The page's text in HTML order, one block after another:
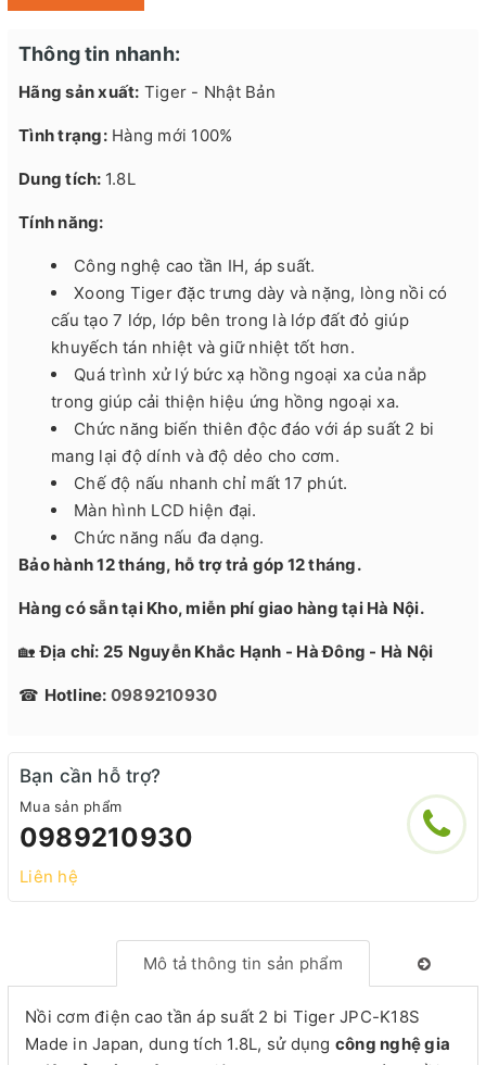
Thông tin nhanh:
Hãng sản xuất: Tiger - Nhật Bản
Tình trạng:Hàng mới 100%
Dung tích: 1.8L
Tính năng:
Công nghệ cao tần IH, áp suất.
Xoong Tiger đặc trưng dày và nặng, lòng nồi có
cấu tạo 7 lớp, lớp bên trong là lớp đất đỏ giúp
khuyếch tán nhiệt và giữ nhiệt tốt hơn.
Quá trình xử lý bức xạ hồng ngoại xa của nắp
trong giúp cải thiện hiệu ứng hồng ngoại xa.
Chức năng biến thiên độc đáo với áp suất 2 bi
mang lại độ dính và độ dẻo cho cơm.
Chế độ nấu nhanh chỉ mất 17 phút.
Màn hình LCD hiện đại.
Chức năng nấu đa dạng.
Bảo hành 12 tháng, hỗ trợ trả góp 12 tháng.
Hàng có sẵn tại Kho, miễn phí giao hàng tại Hà Nội.
🏡Địa chỉ: 25 Nguyễn Khắc Hạnh - Hà Đông - Hà Nội
☎ Hotline: 0989210930
Bạn cần hỗ trợ?
Mua sản phẩm
0989210930
Liên hệ
Mô tả thông tin sản phẩm
Nồi cơm điện cao tần áp suất 2 bi Tiger JPC-K18S
Made in Japan, dung tích 1.8L, sử dụng công nghệ gia